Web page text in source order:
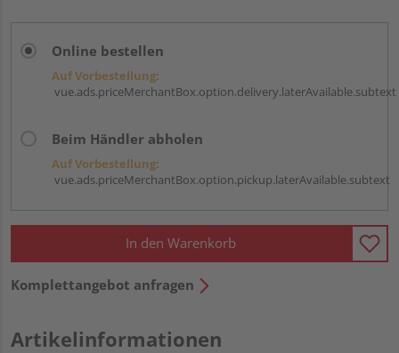
Online bestellen
Auf Vorbestellung:
vue.ads.priceMerchantBox.option.delivery.laterAvailable.subtext
Beim Händler abholen
Auf Vorbestellung:
vue.ads.priceMerchantBox.option.pickup.laterAvailable.subtext
In den Warenkorb
Komplettangebot anfragen
Artikelinformationen